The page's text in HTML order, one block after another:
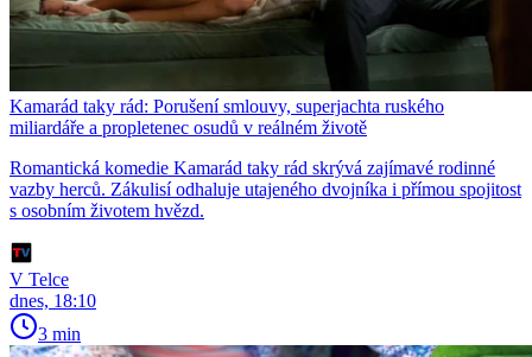
Kamarád taky rád: Porušení smlouvy, superjachta ruského
miliardáře a propletenec osudů v reálném životě
Romantická komedie Kamarád taky rád skrývá zajímavé rodinné
vazby herců. Zákulisí odhaluje utajeného dvojníka i přímou spojitost
s osobním životem hvězd.
V Telce
dnes, 18:10
3 min